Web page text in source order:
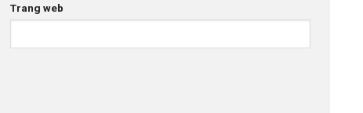
Trang web